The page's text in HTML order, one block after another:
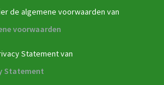
de algemene voorwaarden van
voorwaarden
Statement van
Statement